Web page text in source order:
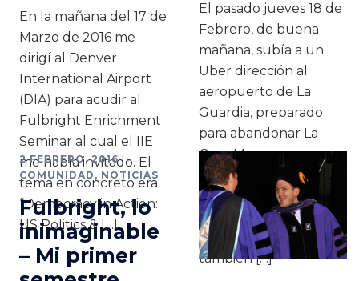
En la mañana del 17 de
Marzo de 2016 me
dirigí al Denver
International Airport
(DIA) para acudir al
Fulbright Enrichment
Seminar al cual el IIE
me había invitado. El
tema en concreto era
“Democracy in Action:
US Politics & […]
El pasado jueves 18 de
Febrero, de buena
mañana, subía a un
Uber dirección al
aeropuerto de La
Guardia, preparado
para abandonar La
Gran Manzana
durante unos días. Me
acompañaba Ernest,
mi compañero de piso
en Nueva York y
también […]
2 FEBRERO, 2016
COMUNIDAD , NOTICIAS
Fulbright, lo
inimaginable
– Mi primer